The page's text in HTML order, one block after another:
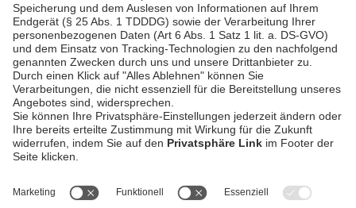
AGB / Gewinnspiele
Datenschutz
Impressum